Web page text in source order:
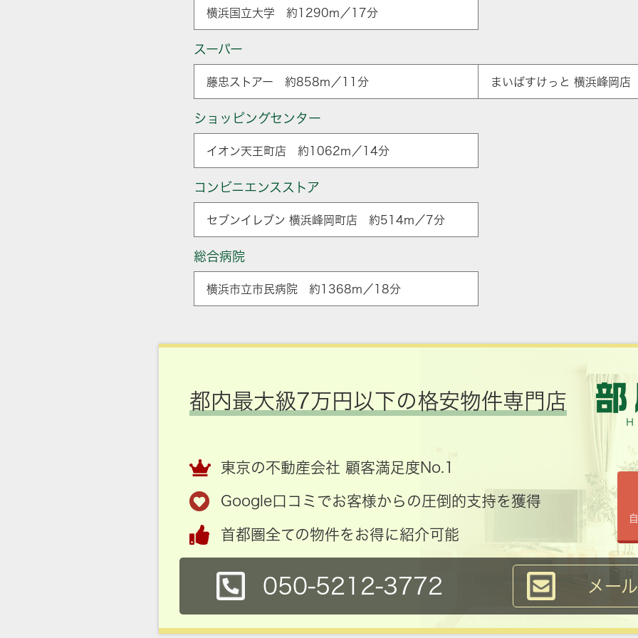
横浜国立大学 約1290m／17分
スーパー
藤忠ストアー 約858m／11分 まいばすけっと 横浜峰岡
ショッピングセンター
イオン天王町店 約1062m／14分
コンビニエンスストア
セブンイレブン 横浜峰岡町店 約514m／7分
総合病院
横浜市立市民病院 約1368m／18分
都内最大級7万円以下の格安物件専門店
東京の不動産会社 顧客満足度No.1
Google口コミでお客様からの圧倒的支持を獲得
首都圏全ての物件をお得に紹介可能
050-5212-3772 メー